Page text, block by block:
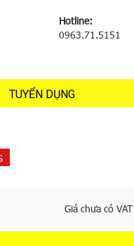
Hotline:
0963.71.5151
TUYỂN DỤNG
Giá chưa có VAT